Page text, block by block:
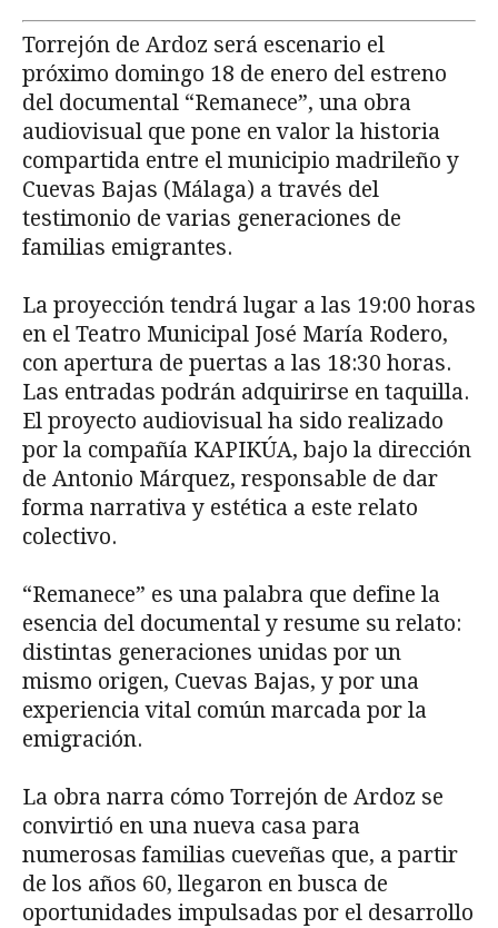
Torrejón de Ardoz será escenario el
próximo domingo 18 de enero del estreno
del documental “Remanece”, una obra
audiovisual que pone en valor la historia
compartida entre el municipio madrileño y
Cuevas Bajas (Málaga) a través del
testimonio de varias generaciones de
familias emigrantes.
La proyección tendrá lugar a las 19:00 horas
en el Teatro Municipal José María Rodero,
con apertura de puertas a las 18:30 horas.
Las entradas podrán adquirirse en taquilla.
El proyecto audiovisual ha sido realizado
por la compañía KAPIKÚA, bajo la dirección
de Antonio Márquez, responsable de dar
forma narrativa y estética a este relato
colectivo.
“Remanece” es una palabra que define la
esencia del documental y resume su relato:
distintas generaciones unidas por un
mismo origen, Cuevas Bajas, y por una
experiencia vital común marcada por la
emigración.
La obra narra cómo Torrejón de Ardoz se
convirtió en una nueva casa para
numerosas familias cueveñas que, a partir
de los años 60, llegaron en busca de
oportunidades impulsadas por el desarrollo